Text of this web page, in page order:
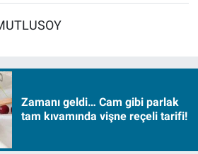
Zamanı geldi… Cam gibi parlak
tam kıvamında vişne reçeli tarifi!